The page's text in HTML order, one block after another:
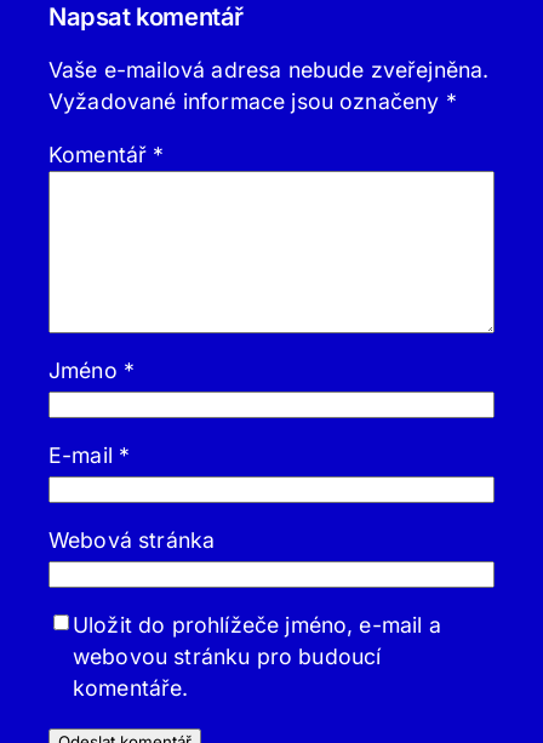
Napsat komentář
Vaše e-mailová adresa nebude zveřejněna.
Vyžadované informace jsou označeny *
Komentář *
Jméno *
E-mail *
Webová stránka
Uložit do prohlížeče jméno, e-mail a
webovou stránku pro budoucí
komentáře.